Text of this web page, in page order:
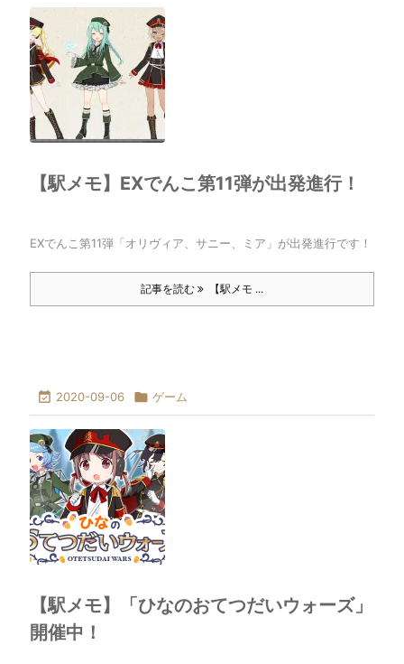
【駅メモ】EXでんこ第11弾が出発進行！
EXでんこ第11弾「オリヴィア、サニー、ミア」が出発進行です！
記事を読む 【駅メモ ...
 2020-09-06  ゲーム
【駅メモ】「ひなのおてつだいウォーズ」
開催中！